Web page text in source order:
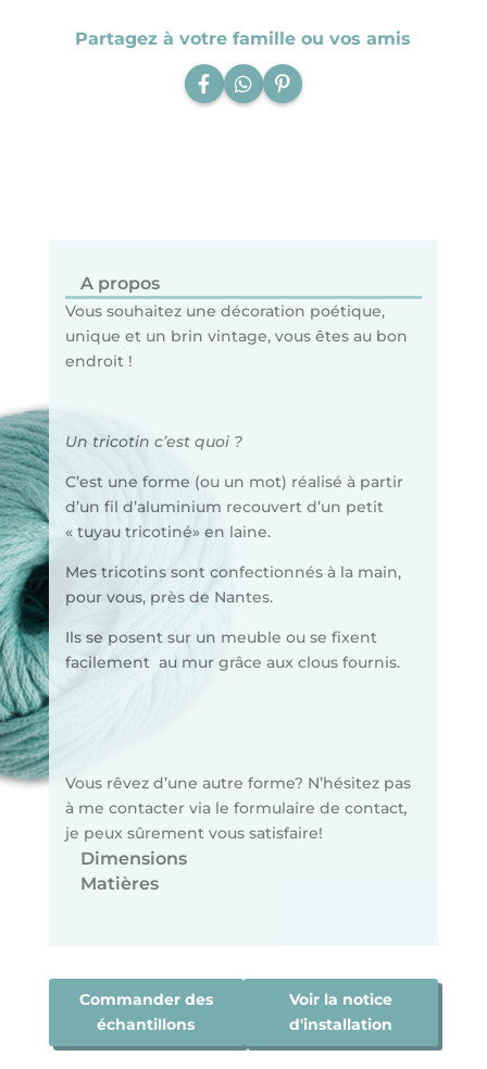
cœursPartagez à votre famille ou vos amis
A propos
Vous souhaitez une décoration poétique,
unique et un brin vintage, vous êtes au bon
endroit !
Un tricotin c’est quoi ?
C’est une forme (ou un mot) réalisé à partir
d’un fil d’aluminium recouvert d’un petit
« tuyau tricotiné» en laine.
Mes tricotins sont confectionnés à la main,
pour vous, près de Nantes.
Ils se posent sur un meuble ou se fixent
facilement au mur grâce aux clous fournis.
Vous rêvez d’une autre forme? N’hésitez pas
à me contacter via le formulaire de contact,
je peux sûrement vous satisfaire!
Dimensions
Matières
Commander des
échantillons
Voir la notice
d'installation